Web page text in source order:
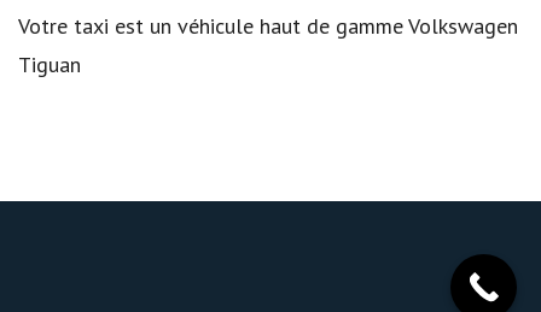
Votre taxi est un véhicule haut de gamme Volkswagen
Tiguan